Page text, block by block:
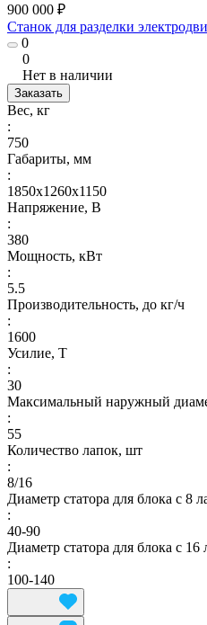
900 000 ₽
Станок для разделки
0
0
Нет в наличии
Заказать
Вес, кг
:
750
Габариты, мм
:
1850х1260х1150
Напряжение, В
:
380
Мощность, кВт
:
5.5
Производительность, до кг/ч
:
1600
Усилие, Т
:
30
Максимальный наружный
:
55
Количество лапок, шт
:
8/16
Диаметр статора для блока с 8
:
40-90
Диаметр статора для блока с
:
100-140